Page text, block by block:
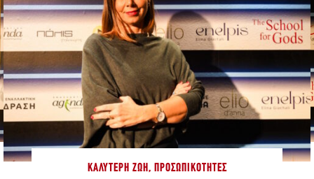
ΚΑΛΎΤΕΡΗ ΖΩΉ, ΠΡΟΣΩΠΙΚΌΤΗΤΕΣ